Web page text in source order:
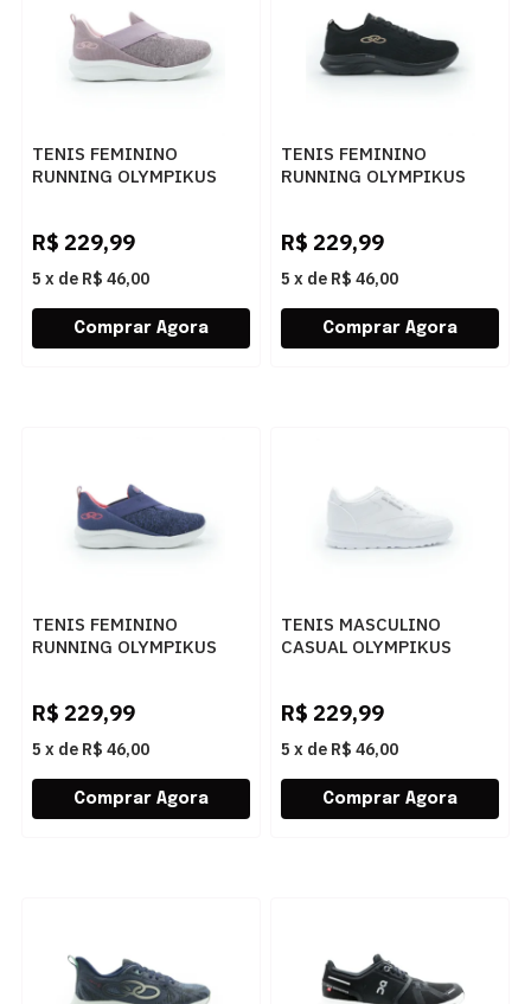
TENIS FEMININO
RUNNING OLYMPIKUS
R$ 229,99
5 x de R$ 46,00
TENIS FEMININO
RUNNING OLYMPIKUS
R$ 229,99
5 x de R$ 46,00
TENIS FEMININO
RUNNING OLYMPIKUS
R$ 229,99
5 x de R$ 46,00
TENIS MASCULINO
CASUAL OLYMPIKUS
R$ 229,99
5 x de R$ 46,00